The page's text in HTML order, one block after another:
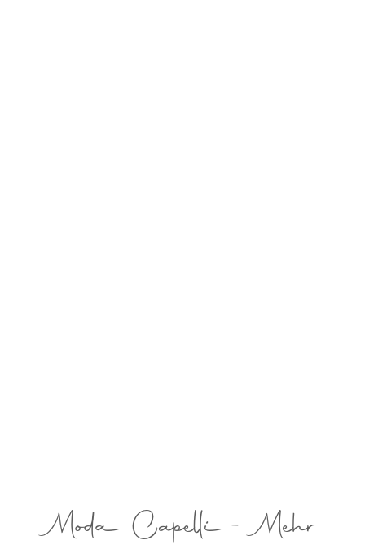
Moda Capelli - Mehr